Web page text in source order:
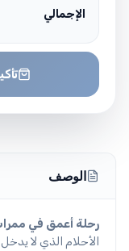
الإجمالي
الوصف
رحلة أعمق في
الأحلام الذي لا